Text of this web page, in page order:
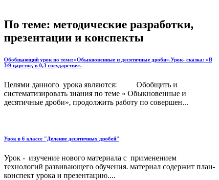
По теме: методические разработки,
презентации и конспекты
Обобщающий урок по теме:«Обыкновенные и десятичные дроби».Урок- сказка: «В
3/9 царстве, в 0,3 государстве».
Целями данного урока являются: Обобщить и
систематизировать знания по теме « Обыкновенные и
десятичные дроби», продолжить работу по совершен...
Урок в 6 классе "Деление десятичных дробей"
Урок - изучение нового материала с применением
технологий развивающего обучения. материал содержит план-
конспект урока и презентацию....